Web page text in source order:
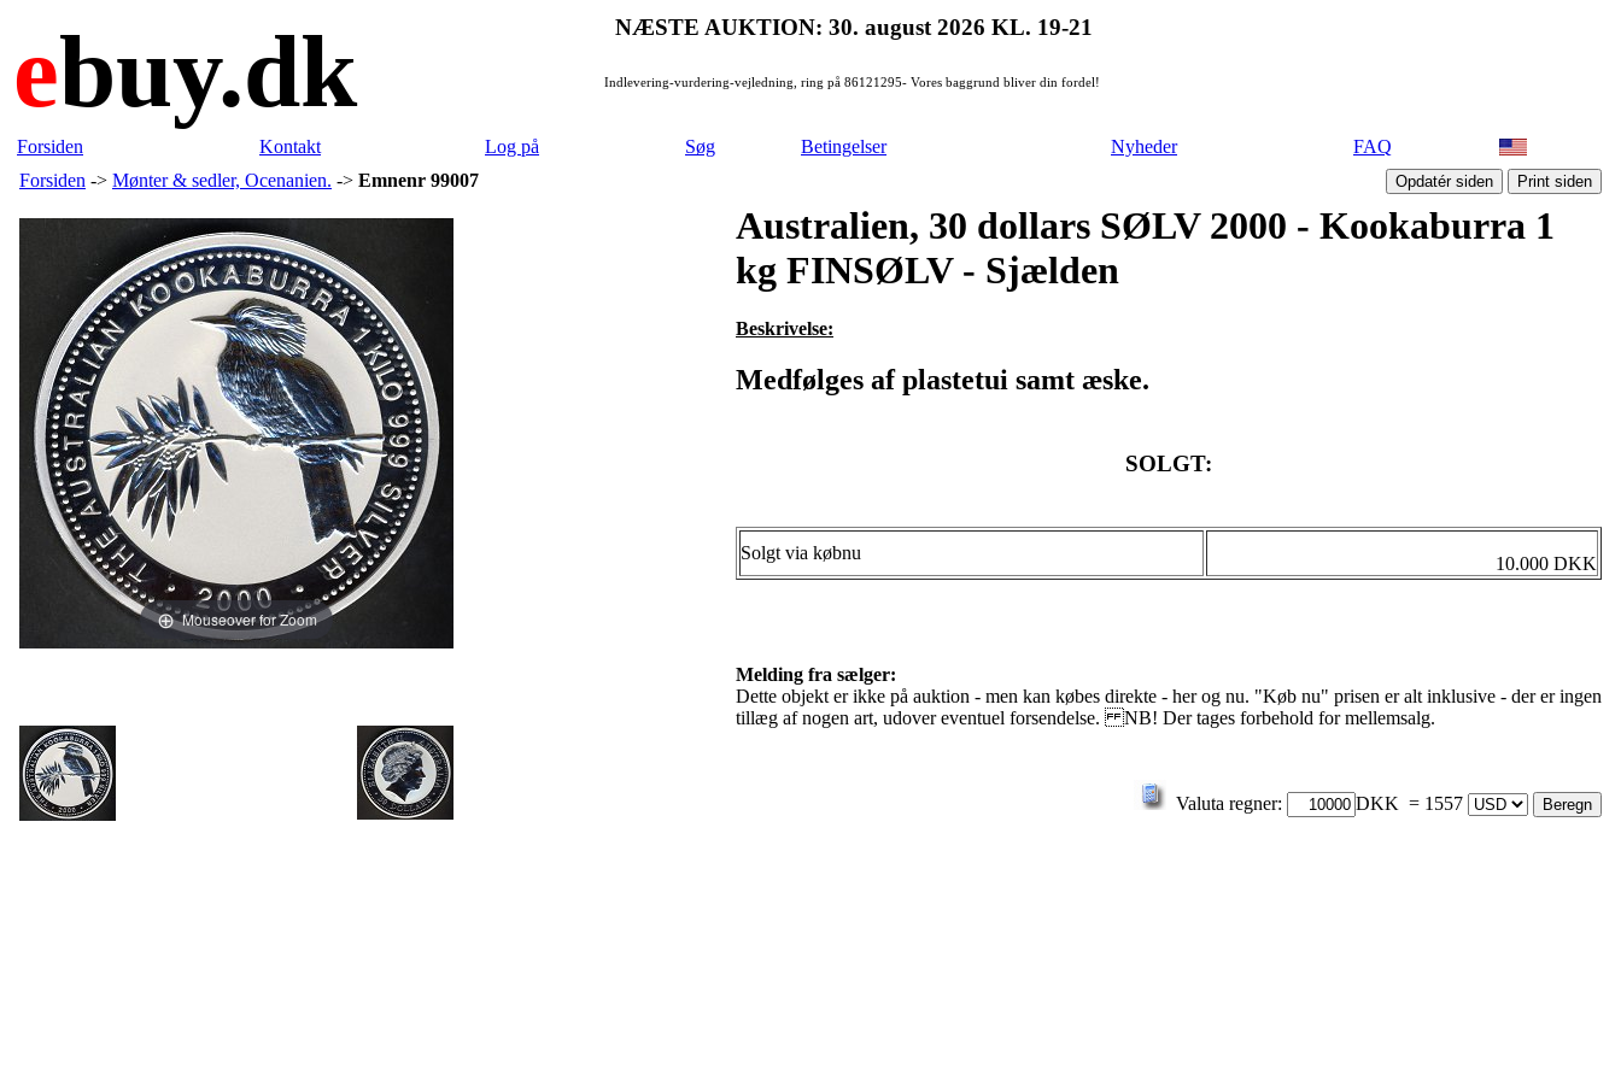
ebuy.dk NÆSTE AUKTION: 30. august 2026 KL. 19-21
Indlevering-vurdering-vejledning, ring på 86121295- Vores baggrund bliver din fordel!
Forsiden Kontakt Log på Søg Betingelser Nyheder
FAQ
Forsiden -> Mønter & sedler, Ocenanien. -> Emnenr 99007
Mouseover for Zoom
Australien, 30 dollars SØLV 2000 - Kookaburra 1
kg FINSØLV - Sjælden
Beskrivelse:
Medfølges af plastetui samt æske.
SOLGT:
Solgt via købnu
10.000 DKK
Melding fra sælger:
Dette objekt er ikke på auktion - men kan købes direkte - her og nu. "Køb nu" prisen er alt inklusive - der er ingen
tillæg af nogen art, udover eventuel forsendelse. NB! Der tages forbehold for mellemsalg.
Valuta regner: DKK = 1557